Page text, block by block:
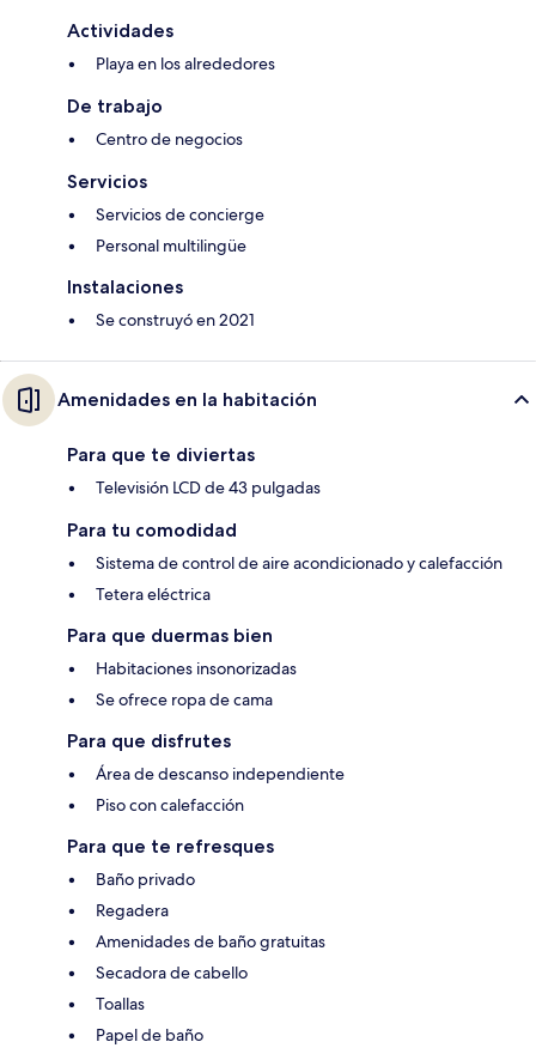
Actividades
Playa en los alrededores
De trabajo
Centro de negocios
Servicios
Servicios de concierge
Personal multilingüe
Instalaciones
Se construyó en 2021
Amenidades en la habitación
Para que te diviertas
Televisión LCD de 43 pulgadas
Para tu comodidad
Sistema de control de aire acondicionado y calefacción
Tetera eléctrica
Para que duermas bien
Habitaciones insonorizadas
Se ofrece ropa de cama
Para que disfrutes
Área de descanso independiente
Piso con calefacción
Para que te refresques
Baño privado
Regadera
Amenidades de baño gratuitas
Secadora de cabello
Toallas
Papel de baño